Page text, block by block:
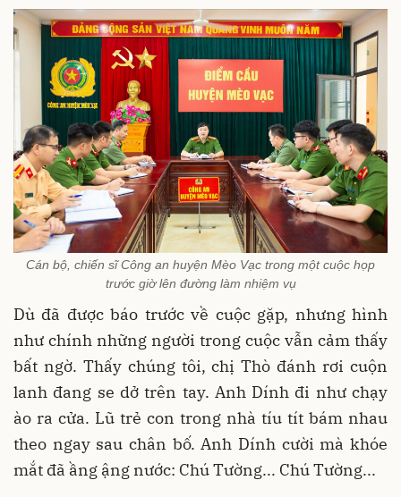
Cán bộ, chiến sĩ Công an huyện Mèo Vạc trong một cuộc họp
trước giờ lên đường làm nhiệm vụ
Dù đã được báo trước về cuộc gặp, nhưng hình
như chính những người trong cuộc vẫn cảm thấy
bất ngờ. Thấy chúng tôi, chị Thò đánh rơi cuộn
lanh đang se dở trên tay. Anh Dính đi như chạy
ào ra cửa. Lũ trẻ con trong nhà tíu tít bám nhau
theo ngay sau chân bố. Anh Dính cười mà khóe
mắt đã ầng ậng nước: Chú Tường... Chú Tường...